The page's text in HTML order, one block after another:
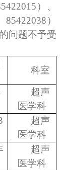
）、
）
问题不予受
科室
超声
医学科
超声
医学科
超声
医学科